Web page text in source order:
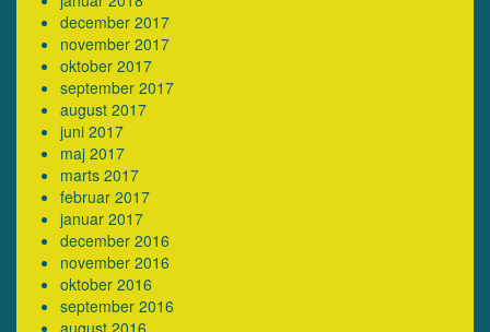
december 2017
november 2017
oktober 2017
september 2017
august 2017
juni 2017
maj 2017
marts 2017
februar 2017
januar 2017
december 2016
november 2016
oktober 2016
september 2016
august 2016